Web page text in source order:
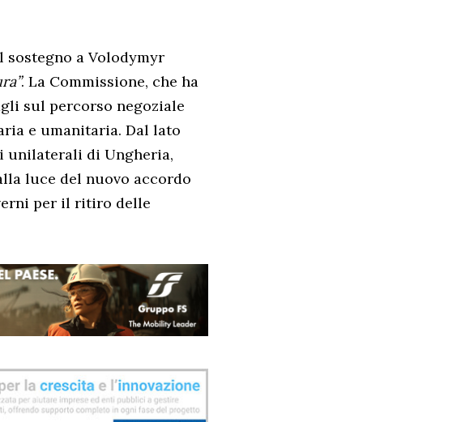
a Volodymyr
. La Commissione, che ha
sul percorso negoziale
e umanitaria. Dal lato
di Ungheria,
luce del nuovo accordo
per il ritiro delle